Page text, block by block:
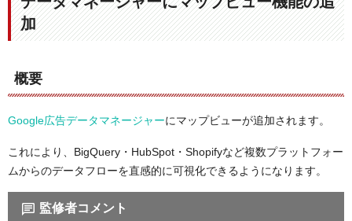
加
概要
Google広告データマネージャーにマップビューが追加されます。
これにより、BigQuery・HubSpot・Shopifyなど複数プラットフォー
ムからのデータフローを直感的に可視化できるようになります。
監修者コメント